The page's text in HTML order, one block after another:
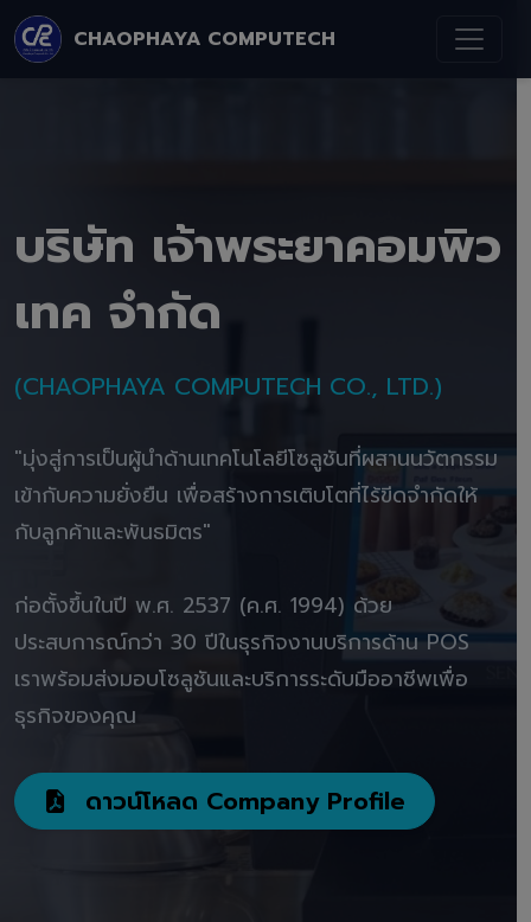
CHAOPHAYA COMPUTECH
บริษัท เจ้าพระยาคอมพิว
เทค จำกัด
(CHAOPHAYA COMPUTECH CO., LTD.)
"มุ่งสู่การเป็นผู้นำด้านเทคโนโลยีโซลูชันที่ผสานนวัตกรรม
เข้ากับความยั่งยืน เพื่อสร้างการเติบโตที่ไร้ขีดจำกัดให้
กับลูกค้าและพันธมิตร"
ก่อตั้งขึ้นในปี พ.ศ. 2537 (ค.ศ. 1994) ด้วย
ประสบการณ์กว่า 30 ปีในธุรกิจงานบริการด้าน POS
เราพร้อมส่งมอบโซลูชันและบริการระดับมืออาชีพเพื่อ
ธุรกิจของคุณ
ดาวน์โหลด Company Profile